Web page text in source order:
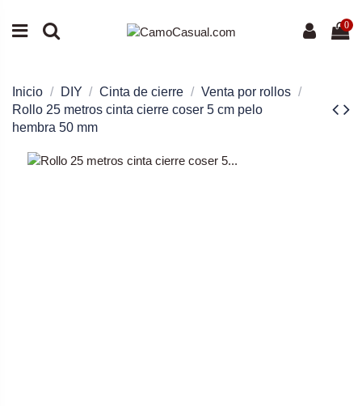
0
Inicio DIY Cinta de cierre
Venta por rollos
Rollo 25 metros cinta cierre coser 5 cm pelo
hembra 50 mm